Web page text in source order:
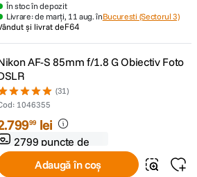
În stoc în depozit
Livrare: de marți, 11 aug. înBucuresti (Sectorul 3)
și livrat deF64
AF-S 85mm f/1.8 G Obiectiv Foto
(31)
: 1046355
.79999 lei
2799 puncte de
Adaugă în coș